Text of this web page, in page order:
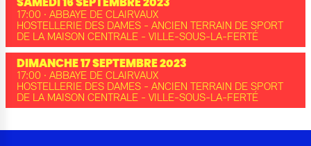
SAMEDI 16 SEPTEMBRE 2023
17:00 · ABBAYE DE CLAIRVAUX
HOSTELLERIE DES DAMES - ANCIEN TERRAIN DE SPORT
DE LA MAISON CENTRALE - VILLE-SOUS-LA-FERTÉ
DIMANCHE 17 SEPTEMBRE 2023
17:00 · ABBAYE DE CLAIRVAUX
HOSTELLERIE DES DAMES - ANCIEN TERRAIN DE SPORT
DE LA MAISON CENTRALE - VILLE-SOUS-LA-FERTÉ